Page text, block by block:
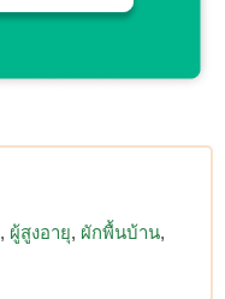
ผู้สูงอายุ ผักพื้นบ้าน